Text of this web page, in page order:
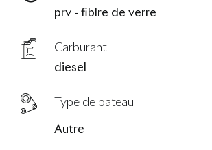
prv - fiblre de verre
Carburant
diesel
Type de bateau
Autre